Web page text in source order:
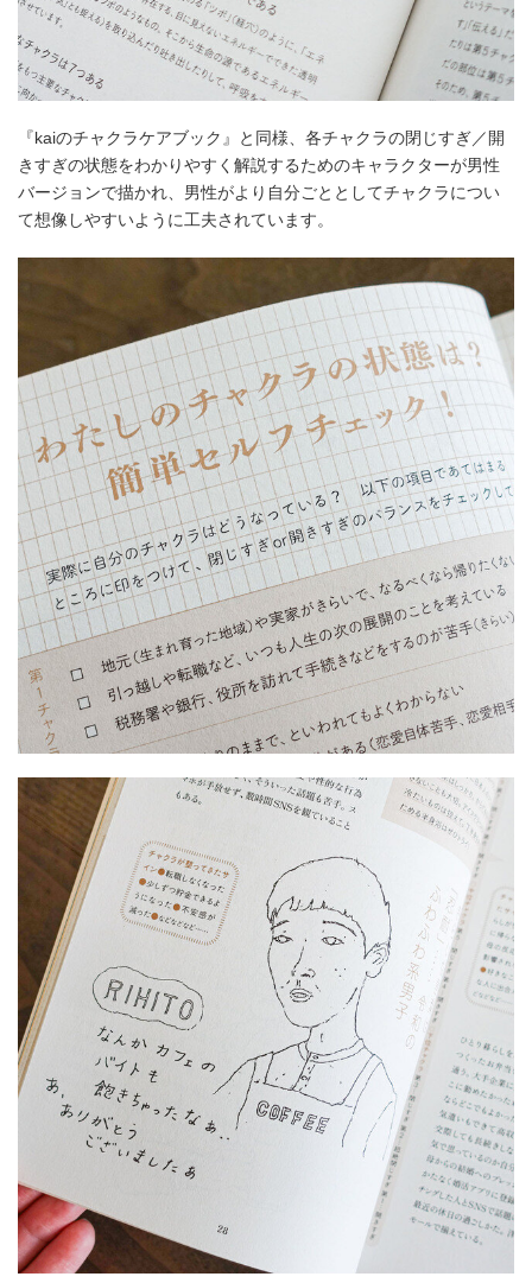
『kaiのチャクラケアブック』と同様、各チャクラの閉じすぎ／開
きすぎの状態をわかりやすく解説するためのキャラクターが男性
バージョンで描かれ、男性がより自分ごととしてチャクラについ
て想像しやすいように工夫されています。